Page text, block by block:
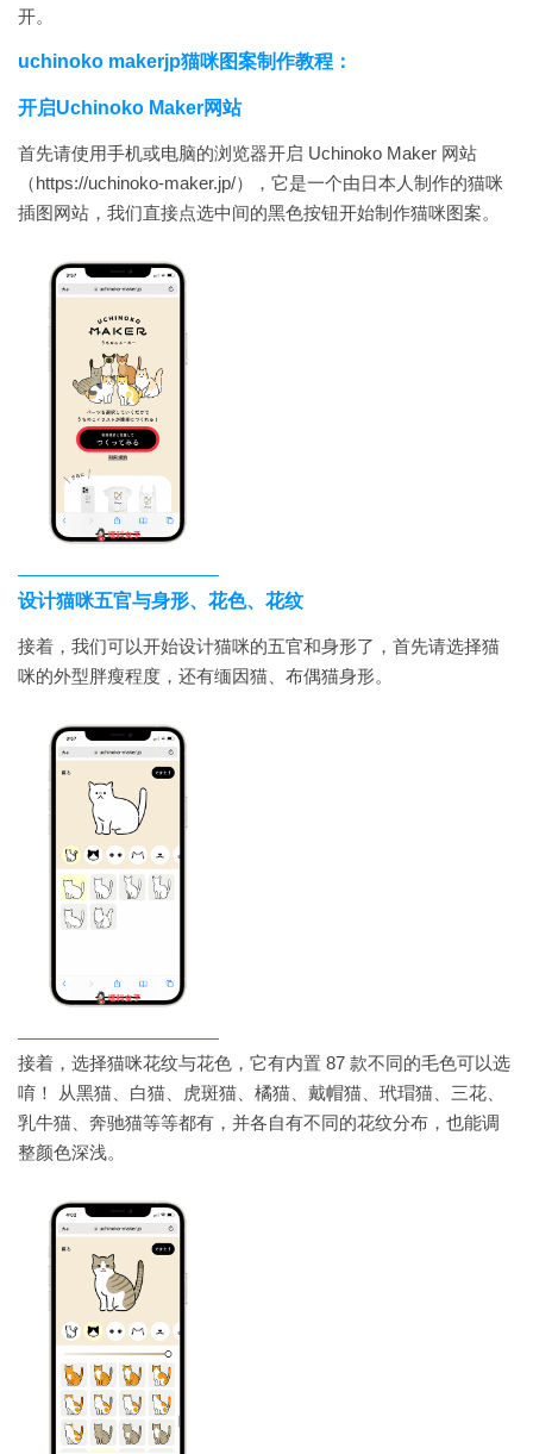
开。
uchinoko makerjp猫咪图案制作教程：
开启Uchinoko Maker网站
首先请使用手机或电脑的浏览器开启 Uchinoko Maker 网站
（https://uchinoko-maker.jp/），它是一个由日本人制作的猫咪
插图网站，我们直接点选中间的黑色按钮开始制作猫咪图案。
设计猫咪五官与身形、花色、花纹
接着，我们可以开始设计猫咪的五官和身形了，首先请选择猫
咪的外型胖瘦程度，还有缅因猫、布偶猫身形。
接着，选择猫咪花纹与花色，它有内置 87 款不同的毛色可以选
唷！ 从黑猫、白猫、虎斑猫、橘猫、戴帽猫、玳瑁猫、三花、
乳牛猫、奔驰猫等等都有，并各自有不同的花纹分布，也能调
整颜色深浅。